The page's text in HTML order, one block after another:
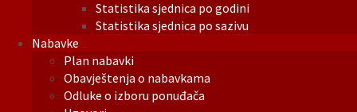
Statistika sjednica po godini
Statistika sjednica po sazivu
Nabavke
Plan nabavki
Obavještenja o nabavkama
Odluke o izboru ponuđača